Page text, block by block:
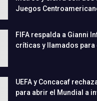
Juegos
FIFA respalda a Gianni
críticas y llamados para
UEFA y Concacaf
para abrir el Mundial a